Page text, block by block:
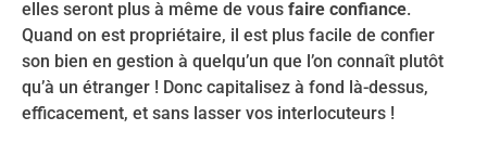
elles seront plus à même de vous faire confiance.
Quand on est propriétaire, il est plus facile de confier
son bien en gestion à quelqu’un que l’on connaît plutôt
qu’à un étranger ! Donc capitalisez à fond là-dessus,
efficacement, et sans lasser vos interlocuteurs !